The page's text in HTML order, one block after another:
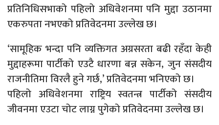
प्रतिनिधिसभाको पहिलो अधिवेशनमा पनि मुद्दा उठानमा
एकरुपता नभएको प्रतिवेदनमा उल्लेख छ।
‘सामूहिक भन्दा पनि व्यक्तिगत अग्रसरता बढी रहँदा केही
मुद्दाहरूमा पार्टीको एउटै धारणा बन्न सकेन, जुन संसदीय
राजनीतिमा विरलै हुने गर्छ,’ प्रतिवेदनमा भनिएको छ।
पहिलो अधिवेशनमा राष्ट्रिय स्वतन्त्र पार्टीको संसदीय
जीवनमा एउटा चोट लाग्न पुगेको प्रतिवेदनमा उल्लेख छ।